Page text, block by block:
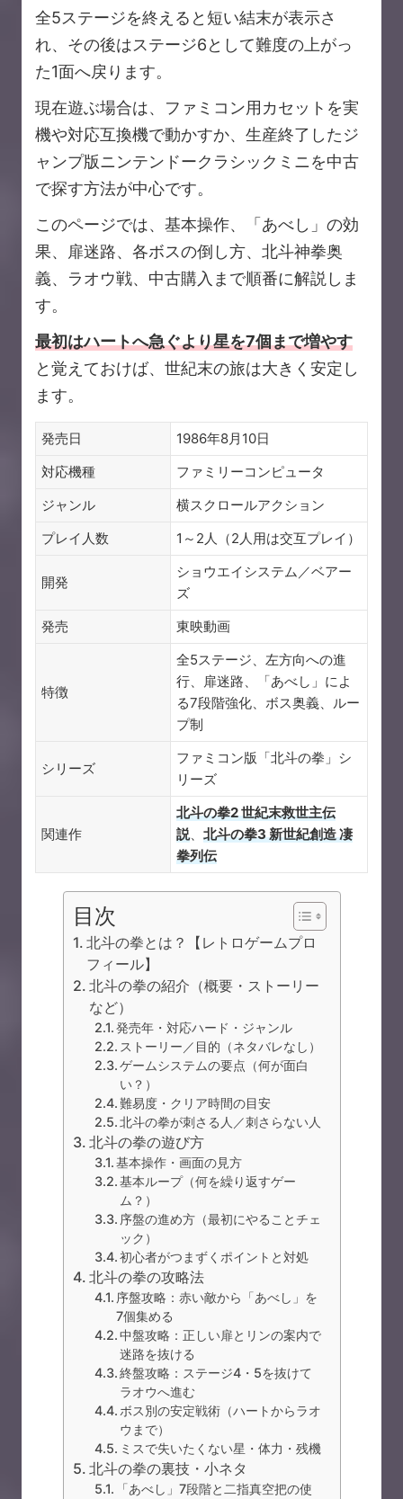
全5ステージを終えると短い結末が表示さ
れ、その後はステージ6として難度の上がっ
た1面へ戻ります。
現在遊ぶ場合は、ファミコン用カセットを実
機や対応互換機で動かすか、生産終了したジ
ャンプ版ニンテンドークラシックミニを中古
で探す方法が中心です。
このページでは、基本操作、「あべし」の効
果、扉迷路、各ボスの倒し方、北斗神拳奥
義、ラオウ戦、中古購入まで順番に解説しま
す。
最初はハートへ急ぐより星を7個まで増やす
と覚えておけば、世紀末の旅は大きく安定し
ます。
発売日
1986年8月10日
対応機種
ファミリーコンピュータ
ジャンル
横スクロールアクション
プレイ人数
1～2人（2人用は交互プレイ）
開発
ショウエイシステム／ベアー
ズ
発売
東映動画
特徴
全5ステージ、左方向への進
行、扉迷路、「あべし」によ
る7段階強化、ボス奥義、ルー
プ制
シリーズ
ファミコン版「北斗の拳」シ
リーズ
関連作
北斗の拳2 世紀末救世主伝
説、 北斗の拳3 新世紀創造 凄
拳列伝
目次
北斗の拳とは？【レトロゲームプロ
フィール】
北斗の拳の紹介（概要・ストーリー
など）
発売年・対応ハード・ジャンル
ストーリー／目的（ネタバレなし）
ゲームシステムの要点（何が面白
い？）
難易度・クリア時間の目安
北斗の拳が刺さる人／刺さらない人
北斗の拳の遊び方
基本操作・画面の見方
基本ループ（何を繰り返すゲー
ム？）
序盤の進め方（最初にやることチェ
ック）
初心者がつまずくポイントと対処
北斗の拳の攻略法
序盤攻略：赤い敵から「あべし」を
7個集める
中盤攻略：正しい扉とリンの案内で
迷路を抜ける
終盤攻略：ステージ4・5を抜けて
ラオウへ進む
ボス別の安定戦術（ハートからラオ
ウまで）
ミスで失いたくない星・体力・残機
北斗の拳の裏技・小ネタ
「あべし」7段階と二指真空把の使